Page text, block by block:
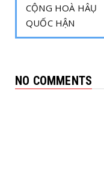
CỘNG HOÀ HÂỤ
QUỐC HẬN
NO COMMENTS